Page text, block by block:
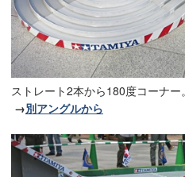
ストレート2本から180度コーナー。
→別アングルから